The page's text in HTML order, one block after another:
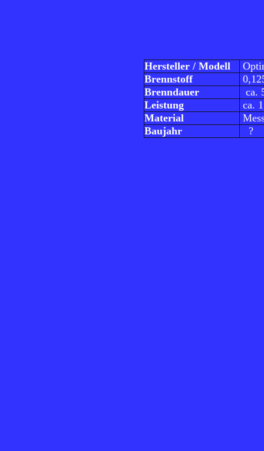
Hersteller / Modell
Brennstoff
Brenndauer
ca.
Leistung
ca.
Material
Baujahr
?